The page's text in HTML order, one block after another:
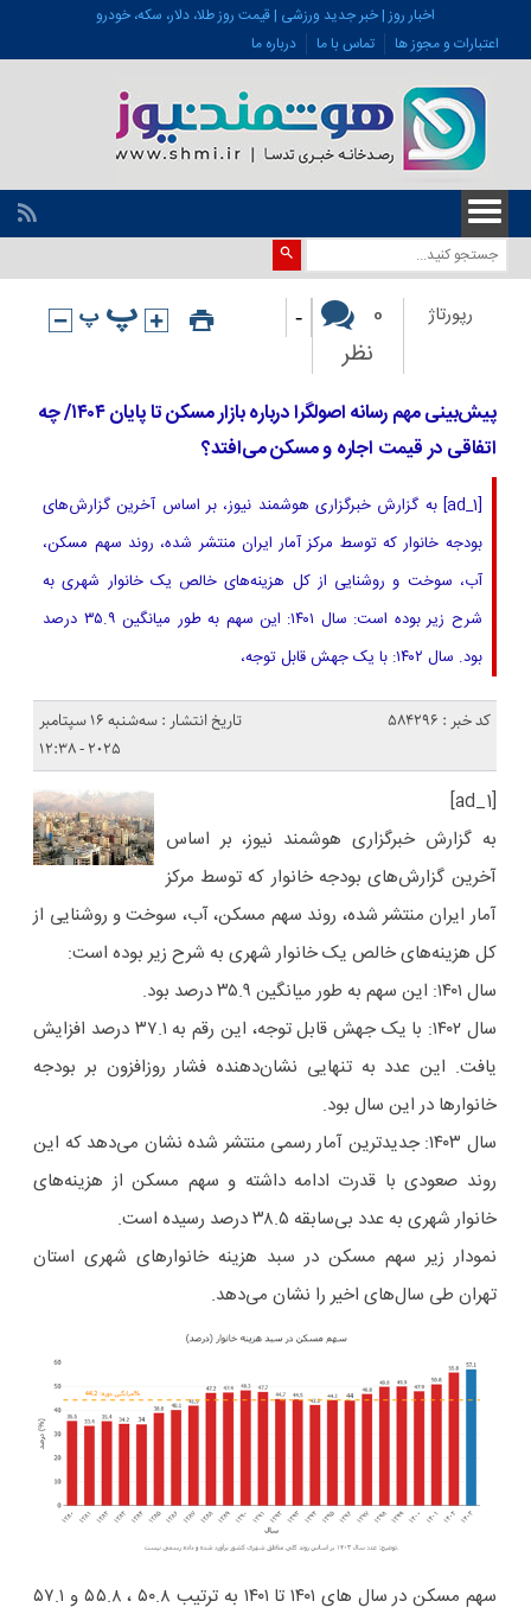
اخبار روز | خبر جدید ورزشی | قیمت روز طلا، دلار، سکه، خودرو
اعتبارات و مجوز ها
تماس با ما درباره ما
رپورتاژ
0
نظر
-
پیش‌بینی مهم رسانه اصولگرا درباره بازار مسکن تا پایان ۱۴۰۴/ چه
اتفاقی در قیمت اجاره و مسکن می‌افتد؟
[ad_1] به گزارش خبرگزاری هوشمند نیوز، بر اساس آخرین گزارش‌های
بودجه خانوار که توسط مرکز آمار ایران منتشر شده، روند سهم مسکن،
آب، سوخت و روشنایی از کل هزینه‌های خالص یک خانوار شهری به
شرح زیر بوده است: سال ۱۴۰۱: این سهم به طور میانگین ۳۵.۹ درصد
بود. سال ۱۴۰۲: با یک جهش قابل توجه،
کد خبر : 584296
تاریخ انتشار : سه‌شنبه 16 سپتامبر
2025 - 12:38
[ad_1]
به گزارش خبرگزاری هوشمند نیوز، بر اساس
آخرین گزارش‌های بودجه خانوار که توسط مرکز
آمار ایران منتشر شده، روند سهم مسکن، آب، سوخت و روشنایی از
کل هزینه‌های خالص یک خانوار شهری به شرح زیر بوده است:
سال ۱۴۰۱: این سهم به طور میانگین ۳۵.۹ درصد بود.
سال ۱۴۰۲: با یک جهش قابل توجه، این رقم به ۳۷.۱ درصد افزایش
یافت. این عدد به تنهایی نشان‌دهنده فشار روزافزون بر بودجه
خانوارها در این سال بود.
سال ۱۴۰۳: جدیدترین آمار رسمی منتشر شده نشان می‌دهد که این
روند صعودی با قدرت ادامه داشته و سهم مسکن از هزینه‌های
خانوار شهری به عدد بی‌سابقه ۳۸.۵ درصد رسیده است.
نمودار زیر سهم مسکن در سبد هزینه خانوارهای شهری استان
تهران طی سال‌های اخیر را نشان می‌دهد.
سهم مسکن در سال های ۱۴۰۱ تا ۱۴۰۱ به ترتیب ۵۰.۸ ، ۵۵.۸ و ۵۷.۱